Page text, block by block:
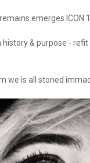
emerges ICON
& purpose -
we is all stoned